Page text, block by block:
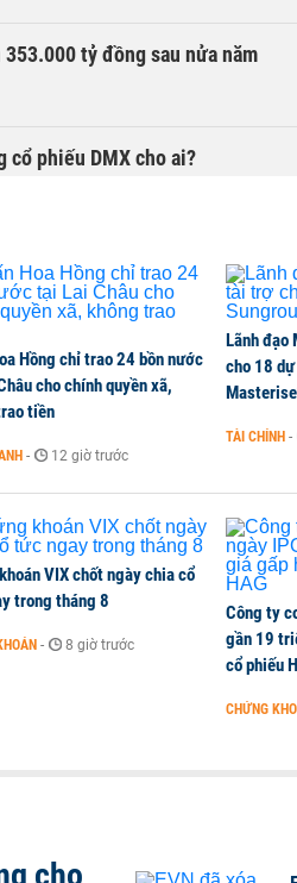
tỷ đồng sau nửa năm
cổ phiếu DMX cho ai?
nhà đầu tư công trình thành
ai đã mua vào?
lao động công trình đóng
Hồng chỉ trao 24 bồn nước
cho chính quyền xã,
tiền
- 12 giờ trước
Lãnh đạo
cho 18
TÀI CHÍNH -
VIX chốt ngày chia cổ
trong tháng 8
- 8 giờ trước
Công ty
gần 19
cổ phiếu
CHỨNG